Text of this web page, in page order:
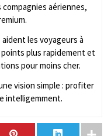
aériennes,
les voyageurs à
plus rapidement et
pour moins cher.
vision simple : profiter
intelligemment.